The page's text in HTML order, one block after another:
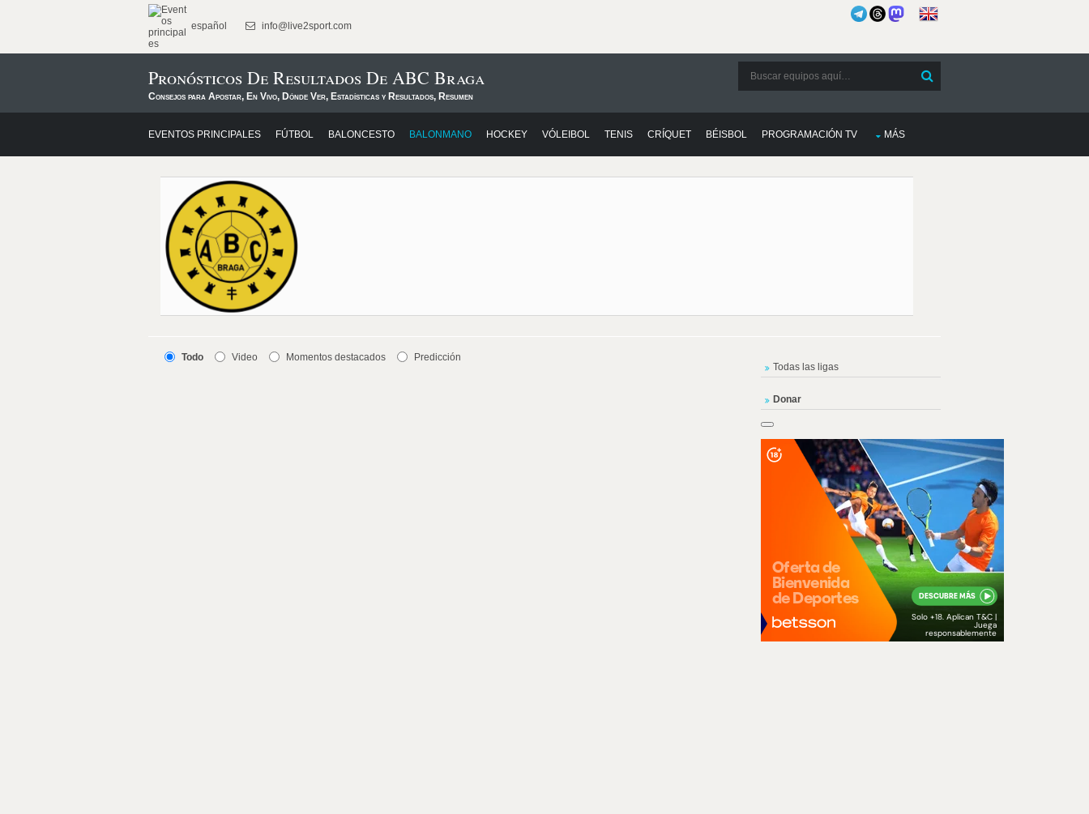
español info@live2sport.com
Pronósticos De Resultados De ABC Braga
Consejos para Apostar, En Vivo, Dónde Ver, Estadísticas y Resultados, Resumen
EVENTOS PRINCIPALES FÚTBOL BALONCESTO BALONMANO HOCKEY VÓLEIBOL TENIS CRÍQUET BÉISBOL PROGRAMACIÓN TV MÁS
Todo Video Momentos destacados Predicción
Todas las ligas
Donar